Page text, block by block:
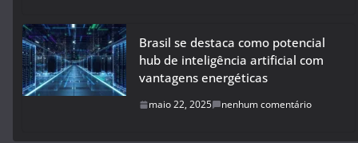
Brasil se destaca como potencial
hub de inteligência artificial com
vantagens energéticas
maio 22, 2025 nenhum comentário